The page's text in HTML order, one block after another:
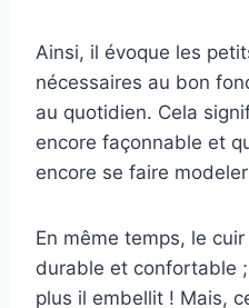
Ainsi, il évoque les
nécessaires au bon
au quotidien. Cela
encore façonnable et
encore se faire
En même temps, le
durable et confortable
plus il embellit ! Mais,